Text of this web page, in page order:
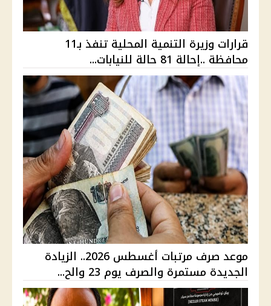
قرارات وزيرة التنمية المحلية تنفذ بـ11
محافظة ..إحالة 81 حالة للنيابات...
موعد صرف مرتبات أغسطس 2026.. الزيادة
الجديدة مستمرة والصرف يوم 23 والح...